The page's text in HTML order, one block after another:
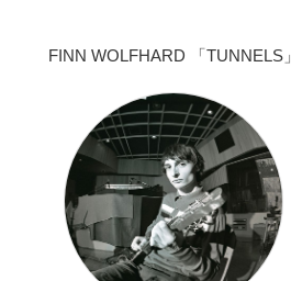
FINN WOLFHARD 「TUNNELS」